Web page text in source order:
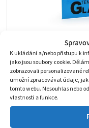
K ukládání a/nebo přístupu k
jako jsou soubory cookie.
zobrazovali personalizované
umožní zpracovávat údaje,
tomto webu. Nesouhlas nebo
vlastnosti a funkce.
Ochranné /
Plus / 16 Pro / 16
Ochrana displeje
69Kč Původní
cena
43KčAktuální
cena
Skladem 1 ks